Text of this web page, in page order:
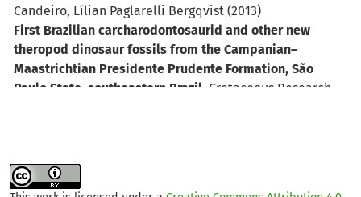
Candeiro, Lílian Paglarelli Bergqvist (2013)
First Brazilian carcharodontosaurid and other new
theropod dinosaur fossils from the Campanian–
Maastrichtian Presidente Prudente Formation, São
Paulo State, southeastern Brazil. Cretaceous Research,
Erik Isasmendi, Elisabete Malafaia